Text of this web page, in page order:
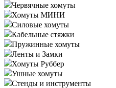
Червячные хомуты
Хомуты МИНИ
Силовые хомуты
Кабельные стяжки
Пружинные хомуты
Ленты и Замки
Хомуты Руббер
Ушные хомуты
Стенды и инструменты